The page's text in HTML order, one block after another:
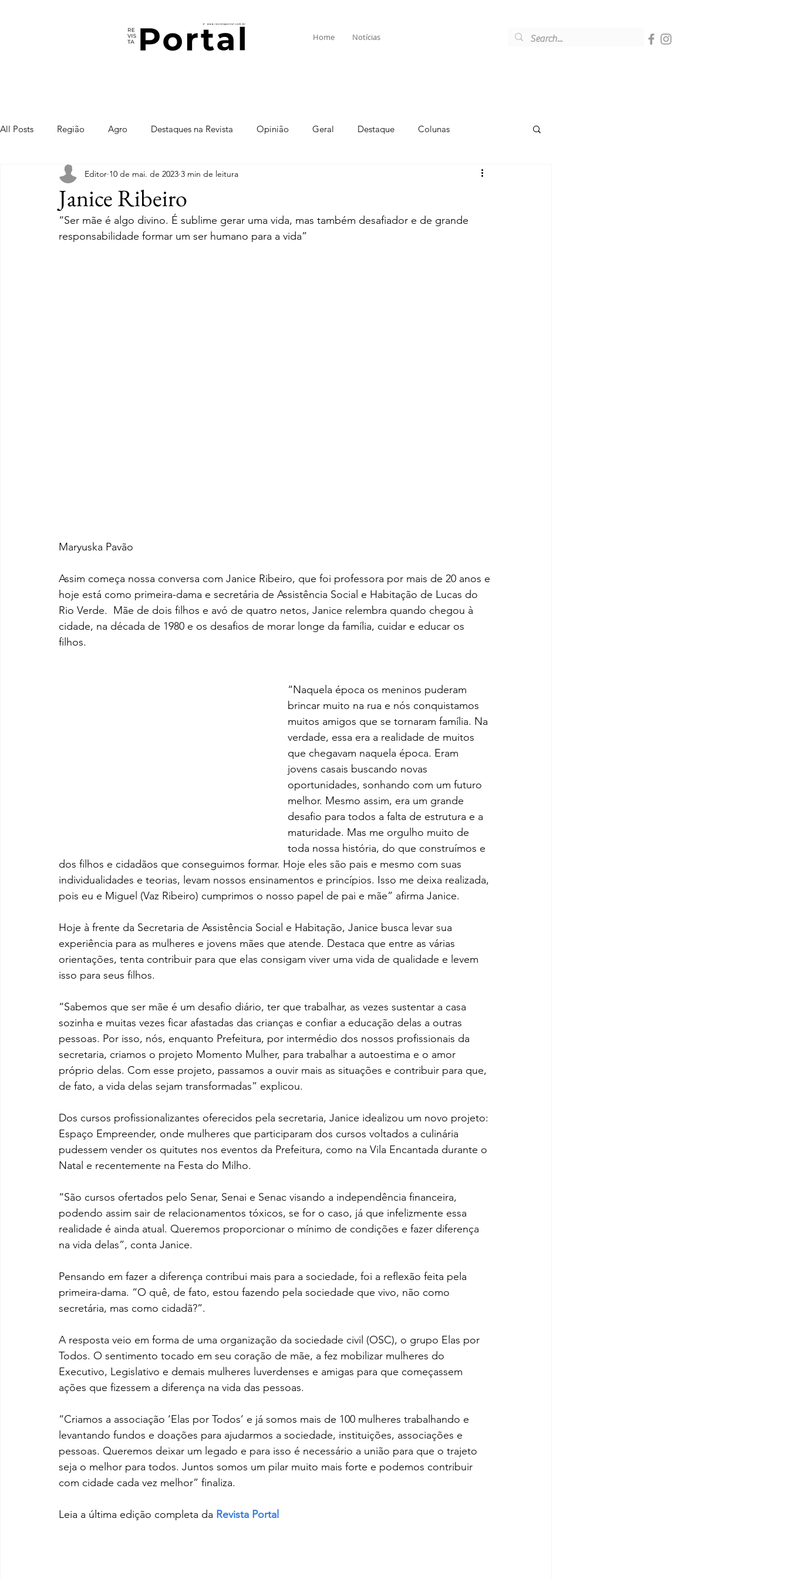
Home Notícias
All Posts Região Agro Destaques na Revista Opinião Geral Destaque Colunas
Janice Ribeiro
Editor 10 de mai. de 2023 3 min de leitura
“Ser mãe é algo divino. É sublime gerar uma vida, mas também desafiador e de grande
responsabilidade formar um ser humano para a vida”
Maryuska Pavão
Assim começa nossa conversa com Janice Ribeiro, que foi professora por mais de 20 anos e
hoje está como primeira-dama e secretária de Assistência Social e Habitação de Lucas do
Rio Verde.  Mãe de dois filhos e avó de quatro netos, Janice relembra quando chegou à
cidade, na década de 1980 e os desafios de morar longe da família, cuidar e educar os
filhos.
“Naquela época os meninos puderam
brincar muito na rua e nós conquistamos
muitos amigos que se tornaram família. Na
verdade, essa era a realidade de muitos
que chegavam naquela época. Eram
jovens casais buscando novas
oportunidades, sonhando com um futuro
melhor. Mesmo assim, era um grande
desafio para todos a falta de estrutura e a
maturidade. Mas me orgulho muito de
toda nossa história, do que construímos e
dos filhos e cidadãos que conseguimos formar. Hoje eles são pais e mesmo com suas
individualidades e teorias, levam nossos ensinamentos e princípios. Isso me deixa realizada,
pois eu e Miguel (Vaz Ribeiro) cumprimos o nosso papel de pai e mãe” afirma Janice.
Hoje à frente da Secretaria de Assistência Social e Habitação, Janice busca levar sua
experiência para as mulheres e jovens mães que atende. Destaca que entre as várias
orientações, tenta contribuir para que elas consigam viver uma vida de qualidade e levem
isso para seus filhos.
“Sabemos que ser mãe é um desafio diário, ter que trabalhar, as vezes sustentar a casa
sozinha e muitas vezes ficar afastadas das crianças e confiar a educação delas a outras
pessoas. Por isso, nós, enquanto Prefeitura, por intermédio dos nossos profissionais da
secretaria, criamos o projeto Momento Mulher, para trabalhar a autoestima e o amor
próprio delas. Com esse projeto, passamos a ouvir mais as situações e contribuir para que,
de fato, a vida delas sejam transformadas” explicou.
Dos cursos profissionalizantes oferecidos pela secretaria, Janice idealizou um novo projeto:
Espaço Empreender, onde mulheres que participaram dos cursos voltados a culinária
pudessem vender os quitutes nos eventos da Prefeitura, como na Vila Encantada durante o
Natal e recentemente na Festa do Milho.
“São cursos ofertados pelo Senar, Senai e Senac visando a independência financeira,
podendo assim sair de relacionamentos tóxicos, se for o caso, já que infelizmente essa
realidade é ainda atual. Queremos proporcionar o mínimo de condições e fazer diferença
na vida delas”, conta Janice.
Pensando em fazer a diferença contribui mais para a sociedade, foi a reflexão feita pela
primeira-dama. “O quê, de fato, estou fazendo pela sociedade que vivo, não como
secretária, mas como cidadã?”.
A resposta veio em forma de uma organização da sociedade civil (OSC), o grupo Elas por
Todos. O sentimento tocado em seu coração de mãe, a fez mobilizar mulheres do
Executivo, Legislativo e demais mulheres luverdenses e amigas para que começassem
ações que fizessem a diferença na vida das pessoas.
“Criamos a associação ‘Elas por Todos’ e já somos mais de 100 mulheres trabalhando e
levantando fundos e doações para ajudarmos a sociedade, instituições, associações e
pessoas. Queremos deixar um legado e para isso é necessário a união para que o trajeto
seja o melhor para todos. Juntos somos um pilar muito mais forte e podemos contribuir
com cidade cada vez melhor” finaliza.
Leia a última edição completa da Revista Portal